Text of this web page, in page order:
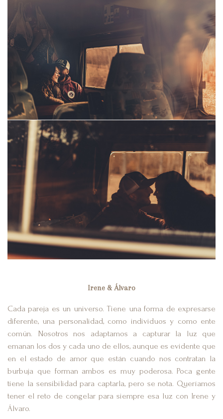
Irene & Álvaro
Cada pareja es un universo. Tiene una forma de expresarse
diferente, una personalidad, como individuos y como ente
común. Nosotros nos adaptamos a capturar la luz que
emanan los dos y cada uno de ellos, aunque es evidente que
en el estado de amor que están cuando nos contratan la
burbuja que forman ambos es muy poderosa. Poca gente
tiene la sensibilidad para captarla, pero se nota. Queríamos
tener el reto de congelar para siempre esa luz con Irene y
Álvaro.